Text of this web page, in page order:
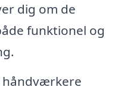
dig om de
funktionel og
håndværkere